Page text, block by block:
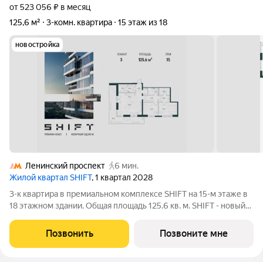
от 523 056 ₽ в месяц
125,6 м²
3-комн. квартира 15 этаж из 18
новостройка
Ленинский проспект
6 мин.
Жилой квартал SHIFT, 1 квартал 2028
3-к квартира в премиальном комплексе SHIFT на 15-м этаже в
18 этажном здании. Общая площадь 125.6 кв. м. SHIFT - новый
районе, в 300 м от Нескучного сада. Главная особенность
проекта - 5 башен, в
Позвонить Позвоните мне